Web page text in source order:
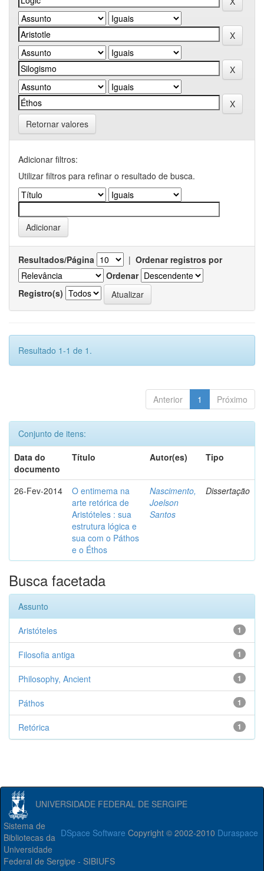
Retornar valores
Adicionar filtros:
Utilizar filtros para refinar o resultado de busca.
Resultados/Página | Ordenar registros por
Ordenar
Registro(s)
Resultado 1-1 de 1.
Anterior 1 Próximo
Conjunto de itens:
Data do
documento
Título Autor(es) Tipo
26-Fev-2014
O entimema na
arte retórica de
Aristóteles : sua
estrutura lógica e
sua com o Páthos
e o Éthos
Nascimento,
Joelson
Santos
Dissertação
Busca facetada
Assunto
1
Aristóteles
1
Filosofia antiga
1
Philosophy, Ancient
1
Páthos
1
Retórica
UNIVERSIDADE FEDERAL DE SERGIPE
DSpace Software Copyright © 2002-2010 Duraspace
Sistema de
Bibliotecas da
Universidade
Federal de Sergipe - SIBIUFS